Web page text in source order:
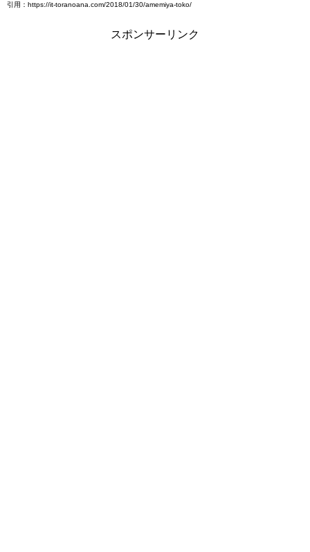
引用：https://it-toranoana.com/2018/01/30/amemiya-toko/
スポンサーリンク